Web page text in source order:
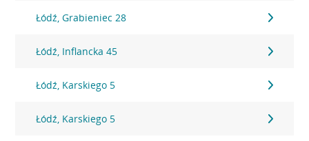
Łódź, Grabieniec 28
Łódź, Inflancka 45
Łódź, Karskiego 5
Łódź, Karskiego 5